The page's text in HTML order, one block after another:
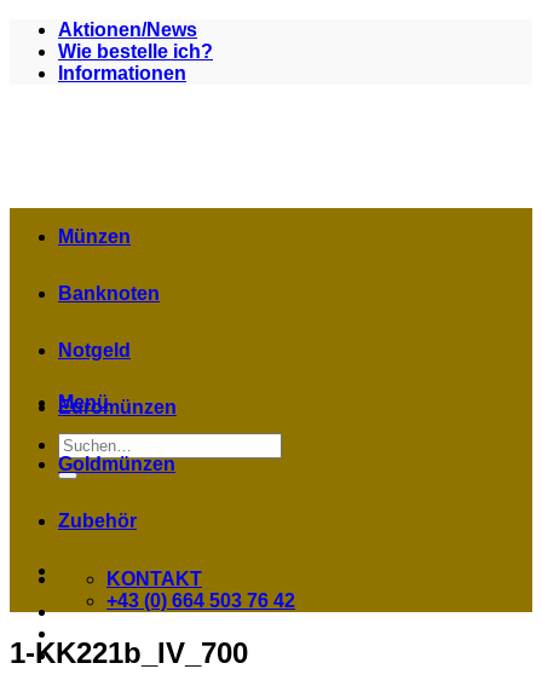
Zum
Inhalt
springen
Aktionen/News
Wie bestelle ich?
Informationen
Menü
Suchen
nach:
Münzen
Banknoten
Notgeld
Euromünzen
Goldmünzen
Zubehör
KONTAKT
+43 (0) 664 503 76 42
1-KK221b_IV_700